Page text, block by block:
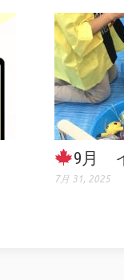
9月
7月 31, 2025